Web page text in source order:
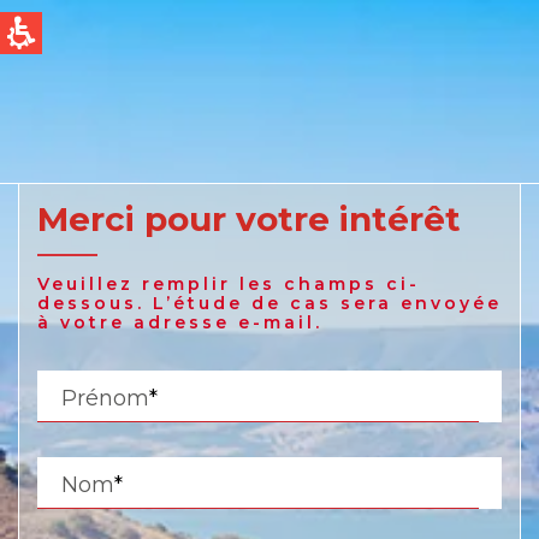
English
English
Spain & LATAM
Merci pour votre intérêt
Veuillez remplir les champs ci-
dessous. L’étude de cas sera envoyée
à votre adresse e-mail.
Prénom*
Nom*